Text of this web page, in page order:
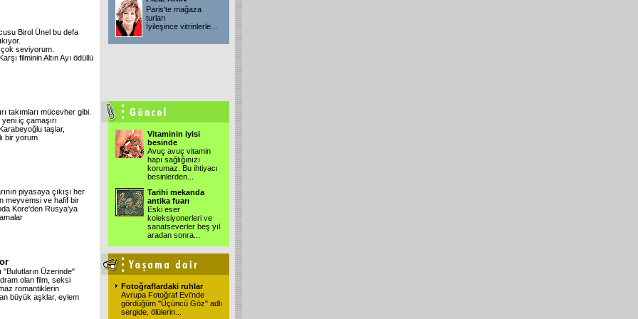
Birol Ünel bu defa
seviyorum.
filminin Altın Ayı ödüllü
takımları mücevher gibi.
iç çamaşırı
taşlar,
bir yorum
piyasaya çıkışı her
meyvemsi ve hafif bir
Kore'den Rusya'ya
"Bulutların Üzerinde"
olan film, seksi
romantiklerin
büyük aşklar, eylem
Paris'te mağaza
turları
İyileşince vitrinlerle
Vitaminin iyisi
besinde
Avuç avuç vitamin
hapı sağlığınızı
korumaz. Bu ihtiyacı
besinlerden
Tarihi mekanda
antika fuarı
Eski eser
koleksiyonerleri ve
sanatseverler beş yıl
aradan sonra
Fotoğraflardaki ruhlar
Avrupa Fotoğraf Evi'nde
gördüğüm "Üçüncü Göz" adlı
sergide, ölülerin